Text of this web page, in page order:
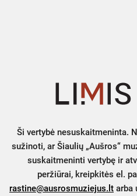
Ši vertybė nesuskaitmeninta.
sužinoti, ar Šiaulių „Aušros“
suskaitmeninti vertybę ir
peržiūrai, kreipkitės el.
rastine@ausrosmuziejus.lt arba